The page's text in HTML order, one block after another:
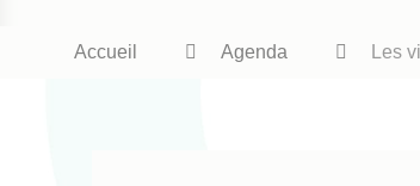
Fil
Accueil Agenda Les